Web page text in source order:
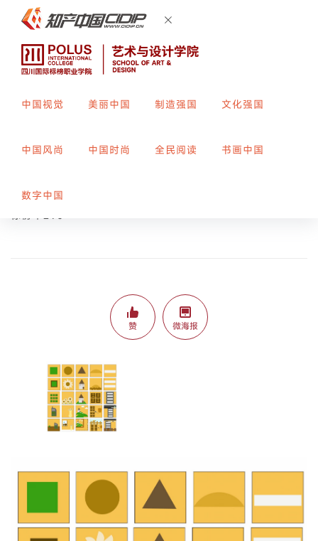
中国视觉 美丽中国 制造强国 文化强国
中国风尚 中国时尚 全民阅读 书画中国
数字中国
指导教师：
标榜平290
赞 微海报